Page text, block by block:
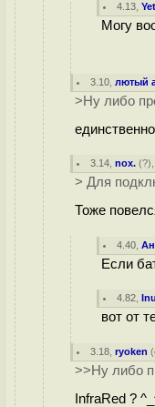
4.13 ,
Могу
3.10 ,лютый
>Ну либо
3.14 ,nox. (?
> Для
Тоже
4.40 ,
Если
4.82 ,
вот от
3.18 ,ryoken (
>>Ну либо
InfraRed ?